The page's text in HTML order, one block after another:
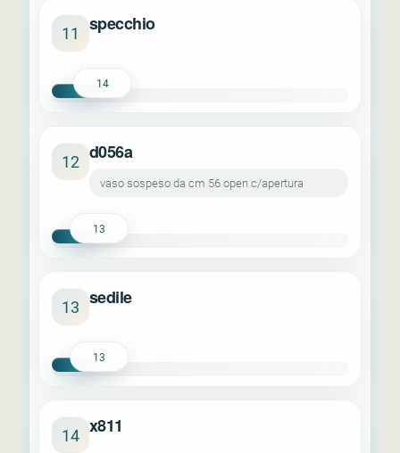
11 specchio
14
12 d056a
vaso sospeso da cm 56 open c/apertura
13
13 sedile
13
14 x811